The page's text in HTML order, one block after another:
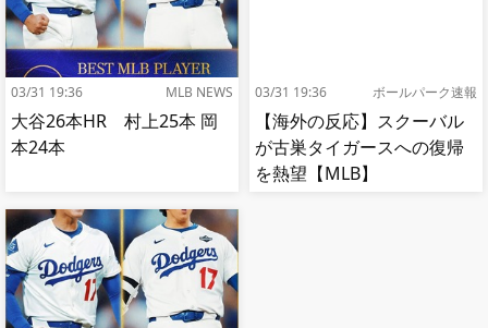
03/31 19:36 MLB NEWS
大谷26本HR 村上25本 岡
本24本
03/31 19:36 ボールパーク速報
【海外の反応】スクーバル
が古巣タイガースへの復帰
を熱望【MLB】